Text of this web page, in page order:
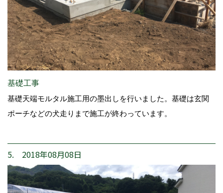
基礎工事
基礎天端モルタル施工用の墨出しを行いました。基礎は玄関
ポーチなどの犬走りまで施工が終わっています。
5. 2018年08月08日